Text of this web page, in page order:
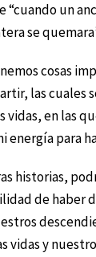
“cuando un
se
cosas
las cuales
en las
energía para
historias,
de haber
vidas y